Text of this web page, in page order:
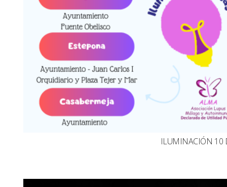
ILUMINACIÓN 10